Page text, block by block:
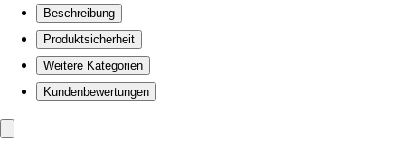
Beschreibung
Produktsicherheit
Weitere Kategorien
Kundenbewertungen